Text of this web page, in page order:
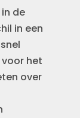
de
in een
het
over